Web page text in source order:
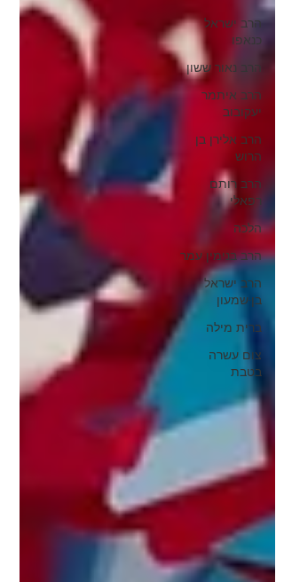
הרב ישראל
כנאפו
הרב נאור ששון
הרב איתמר
יעקובוב
הרב אלירן בן
הרוש
הרב רותם
רפאלי
הלכה
הרב בנימין עמר
הרב ישראל
בן-שמעון
ברית מילה
צום עשרה
בטבת